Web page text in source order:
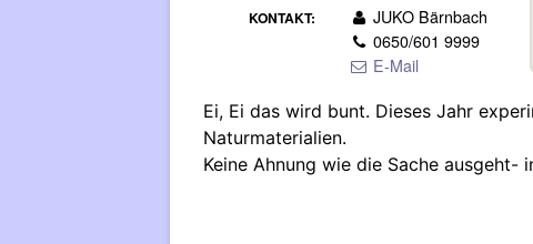
KONTAKT:
JUKO Bärnbach
0650/601 9999
E-Mail
Ei, Ei das wird bunt. Dieses Jahr
Naturmaterialien.
Keine Ahnung wie die Sache ausgeht-